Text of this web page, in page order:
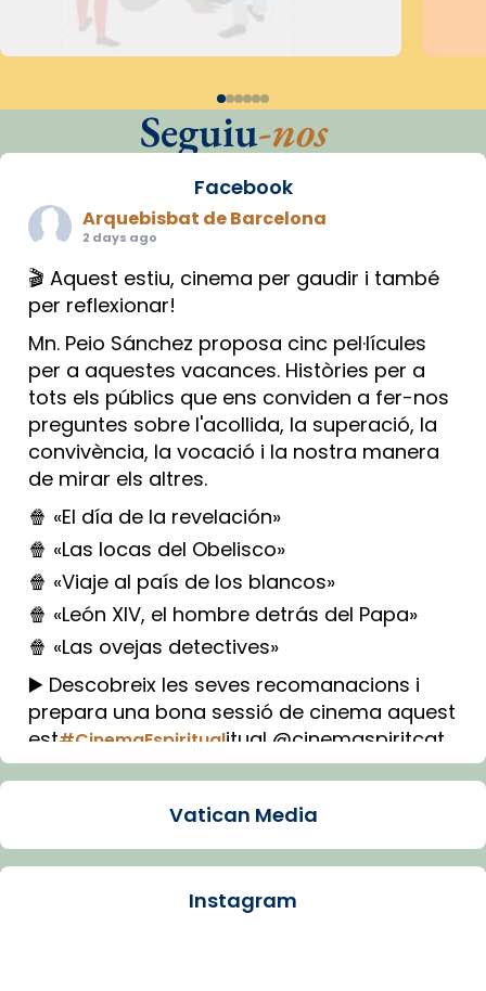
Seguiu-nos
Facebook
Arquebisbat de Barcelona
2 days ago
🎬 Aquest estiu, cinema per gaudir i també
per reflexionar!
Mn. Peio Sánchez proposa cinc pel·lícules
per a aquestes vacances. Històries per a
tots els públics que ens conviden a fer-nos
preguntes sobre l'acollida, la superació, la
convivència, la vocació i la nostra manera
de mirar els altres.
🍿 «El día de la revelación»
🍿 «Las locas del Obelisco»
🍿 «Viaje al país de los blancos»
🍿 «León XIV, el hombre detrás del Papa»
🍿 «Las ovejas detectives»
▶️ Descobreix les seves recomanacions i
prepara una bona sessió de cinema aquest
est#CinemaEspiritualitual @cinemaspiritcat
Imatge: Generada amb IA (OpenAI)
Arquebisbat de Barcelona
Vatican Media
Instagram